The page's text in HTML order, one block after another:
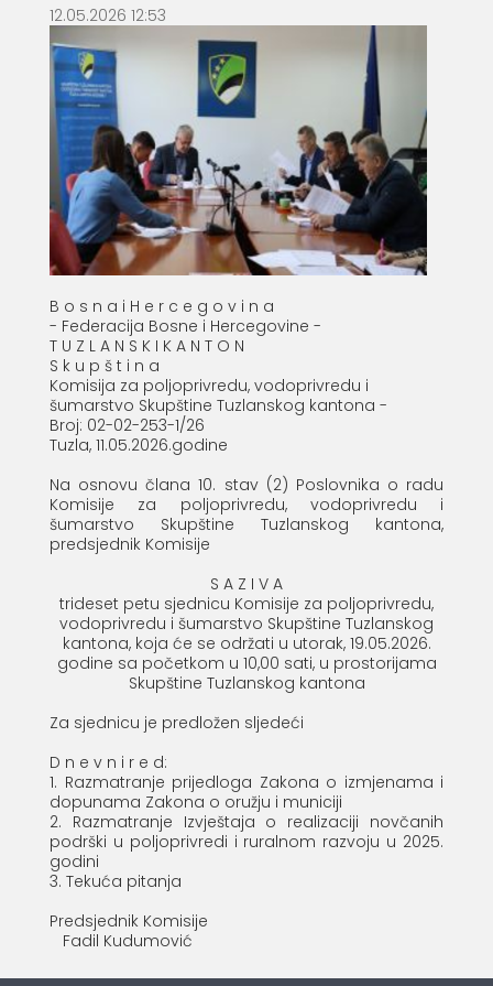
12.05.2026 12:53
B o s n a i H e r c e g o v i n a
- Federacija Bosne i Hercegovine -
T U Z L A N S K I K A N T O N
S k u p š t i n a
Komisija za poljoprivredu, vodoprivredu i
šumarstvo Skupštine Tuzlanskog kantona -
Broj: 02-02-253-1/26
Tuzla, 11.05.2026.godine
Na osnovu člana 10. stav (2) Poslovnika o radu
Komisije za poljoprivredu, vodoprivredu i
šumarstvo Skupštine Tuzlanskog kantona,
predsjednik Komisije
S A Z I V A
trideset petu sjednicu Komisije za poljoprivredu,
vodoprivredu i šumarstvo Skupštine Tuzlanskog
kantona, koja će se održati u utorak, 19.05.2026.
godine sa početkom u 10,00 sati, u prostorijama
Skupštine Tuzlanskog kantona
Za sjednicu je predložen sljedeći
D n e v n i r e d:
1. Razmatranje prijedloga Zakona o izmjenama i
dopunama Zakona o oružju i municiji
2. Razmatranje Izvještaja o realizaciji novčanih
podrški u poljoprivredi i ruralnom razvoju u 2025.
godini
3. Tekuća pitanja
Predsjednik Komisije
Fadil Kudumović